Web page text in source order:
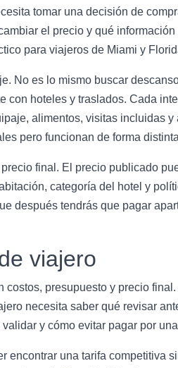
tomar una decisión de
el precio y qué
para viajeros de Miami y
No es lo mismo buscar
hoteles y traslados. Cada
alimentos, visitas incluidas
pero funcionan de forma
final. El precio publicado
categoría del hotel y
después tendrás que pagar
viajero
presupuesto y precio
necesita saber qué revisar
y cómo evitar pagar por
encontrar una tarifa competitiva